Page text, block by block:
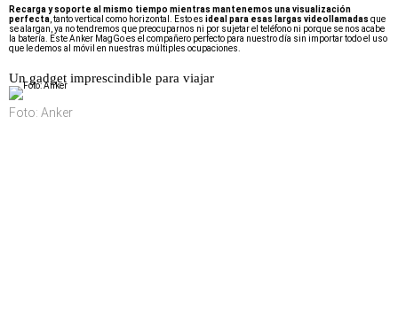
Recarga y soporte al mismo tiempo mientras mantenemos una visualización
perfecta , tanto vertical como horizontal. Esto es ideal para esas largas videollamadas que
se alargan, ya no tendremos que preocuparnos ni por sujetar el teléfono ni porque se nos acabe
la batería. Este Anker MagGo es el compañero perfecto para nuestro día sin importar todo el uso
que le demos al móvil en nuestras múltiples ocupaciones.
Un gadget imprescindible para viajar
Foto: Anker